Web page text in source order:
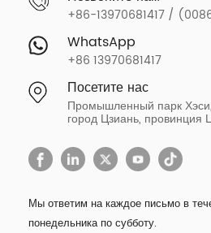
+86-13970681417 /
WhatsApp
+86 13970681417
Посетите нас
Промышленный парк Хэси,
город Цзиань, провинция
Мы ответим на каждое письмо в
понедельника по субботу.